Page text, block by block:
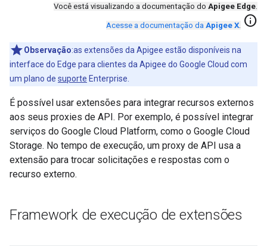
Você está visualizando a documentação do Apigee Edge.
Acesse a documentação da Apigee X. info
Observação:as extensões da Apigee estão disponíveis na
interface do Edge para clientes da Apigee do Google Cloud com
um plano de suporte Enterprise.
É possível usar extensões para integrar recursos externos
aos seus proxies de API. Por exemplo, é possível integrar
serviços do Google Cloud Platform, como o Google Cloud
Storage. No tempo de execução, um proxy de API usa a
extensão para trocar solicitações e respostas com o
recurso externo.
Framework de execução de extensões